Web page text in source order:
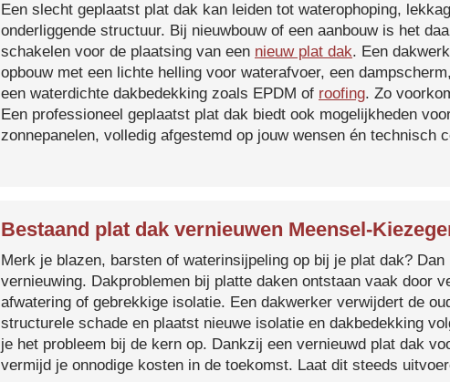
Een slecht geplaatst plat dak kan leiden tot waterophoping,
onderliggende structuur. Bij nieuwbouw of een aanbouw is het
schakelen voor de plaatsing van een nieuw plat dak. Een
opbouw met een lichte helling voor waterafvoer, een
een waterdichte dakbedekking zoals EPDM of roofing. Zo
Een professioneel geplaatst plat dak biedt ook mogelijkheden
zonnepanelen, volledig afgestemd op jouw wensen én technisch
Bestaand plat dak vernieuwen Meensel-
Merk je blazen, barsten of waterinsijpeling op bij je plat dak?
vernieuwing. Dakproblemen bij platte daken ontstaan vaak door
afwatering of gebrekkige isolatie. Een dakwerker verwijdert de
structurele schade en plaatst nieuwe isolatie en dakbedekking
je het probleem bij de kern op. Dankzij een vernieuwd plat dak
vermijd je onnodige kosten in de toekomst. Laat dit steeds